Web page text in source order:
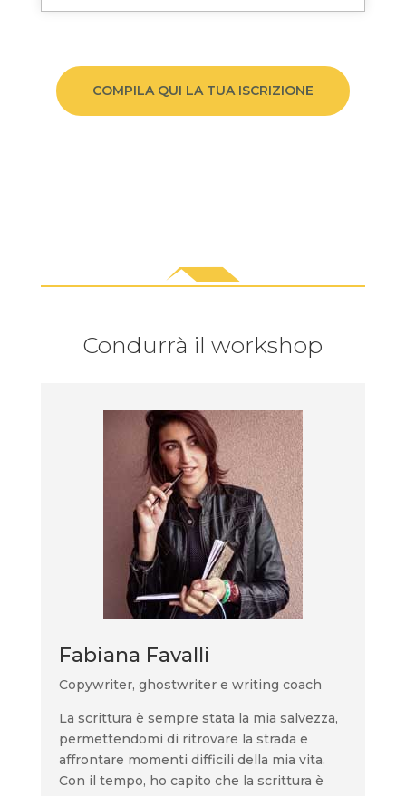
COMPILA QUI LA TUA ISCRIZIONE
Condurrà il workshop
Fabiana Favalli
Copywriter, ghostwriter e writing coach
La scrittura è sempre stata la mia salvezza,
permettendomi di ritrovare la strada e
affrontare momenti difficili della mia vita.
Con il tempo, ho capito che la scrittura è